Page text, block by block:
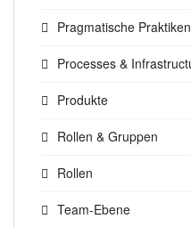
Pragmatische Praktiken
Processes &
Produkte
Rollen & Gruppen
Rollen
Team-Ebene